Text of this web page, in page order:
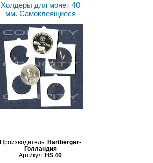
Холдеры для монет 40
мм. Самоклеящиеся
Производитель: Hartberger-
Голландия
Артикул: HS 40